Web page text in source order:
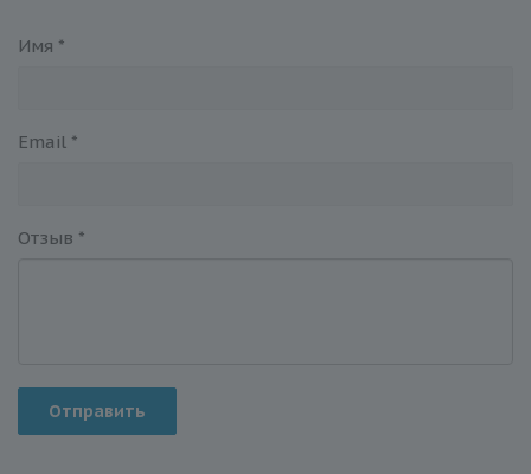
Имя *
Email *
Отзыв *
Отправить